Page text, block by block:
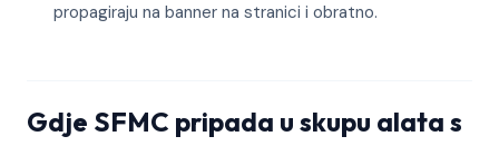
propagiraju na banner na stranici i obratno.
Gdje SFMC pripada u skupu alata s